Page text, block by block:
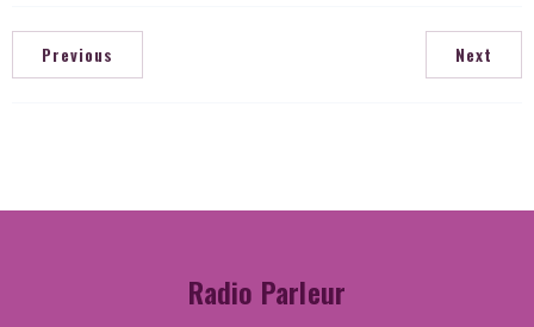
Previous Next
Radio Parleur